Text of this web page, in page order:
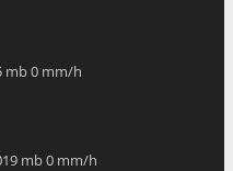
mb0 mm/h
mb0 mm/h